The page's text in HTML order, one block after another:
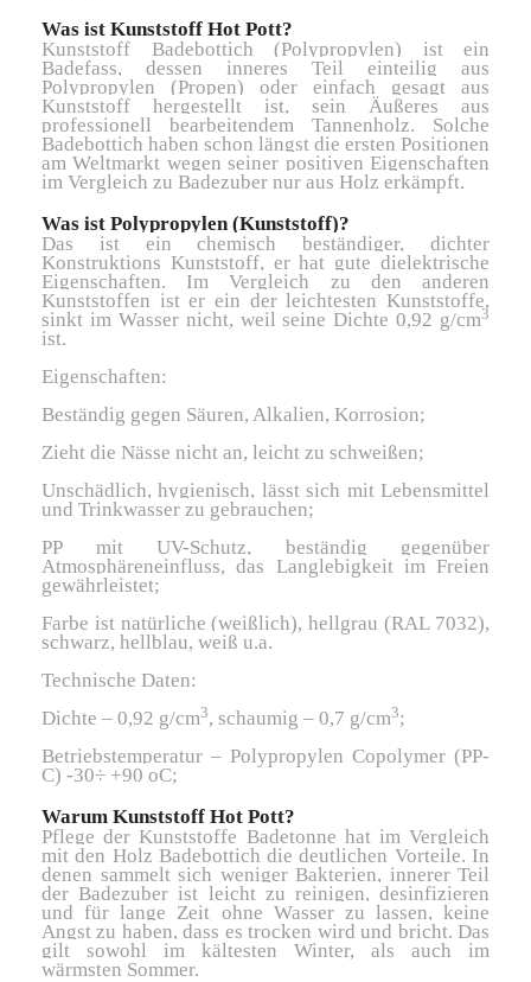
Was ist Kunststoff Hot Pott?
Kunststoff Badebottich (Polypropylen) ist ein
Badefass, dessen inneres Teil einteilig aus
Polypropylen (Propen) oder einfach gesagt aus
Kunststoff hergestellt ist, sein Äußeres aus
professionell bearbeitendem Tannenholz. Solche
Badebottich haben schon längst die ersten Positionen
am Weltmarkt wegen seiner positiven Eigenschaften
im Vergleich zu Badezuber nur aus Holz erkämpft.
Was ist Polypropylen (Kunststoff)?
Das ist ein chemisch beständiger, dichter
Konstruktions Kunststoff, er hat gute dielektrische
Eigenschaften. Im Vergleich zu den anderen
Kunststoffen ist er ein der leichtesten Kunststoffe,
sinkt im Wasser nicht, weil seine Dichte 0,92 g/cm3
ist.
Eigenschaften:
Beständig gegen Säuren, Alkalien, Korrosion;
Zieht die Nässe nicht an, leicht zu schweißen;
Unschädlich, hygienisch, lässt sich mit Lebensmittel
und Trinkwasser zu gebrauchen;
PP mit UV-Schutz, beständig gegenüber
Atmosphäreneinfluss, das Langlebigkeit im Freien
gewährleistet;
Farbe ist natürliche (weißlich), hellgrau (RAL 7032),
schwarz, hellblau, weiß u.a.
Technische Daten:
Dichte – 0,92 g/cm3, schaumig – 0,7 g/cm3;
Betriebstemperatur – Polypropylen Copolymer (PP-
C) -30÷ +90 oC;
Warum Kunststoff Hot Pott?
Pflege der Kunststoffe Badetonne hat im Vergleich
mit den Holz Badebottich die deutlichen Vorteile. In
denen sammelt sich weniger Bakterien, innerer Teil
der Badezuber ist leicht zu reinigen, desinfizieren
und für lange Zeit ohne Wasser zu lassen, keine
Angst zu haben, dass es trocken wird und bricht. Das
gilt sowohl im kältesten Winter, als auch im
wärmsten Sommer.